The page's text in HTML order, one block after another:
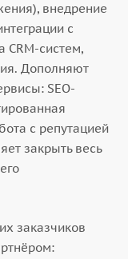
внедрение
с
CRM-систем,
Дополняют
SEO-
с репутацией
закрыть весь
заказчиков